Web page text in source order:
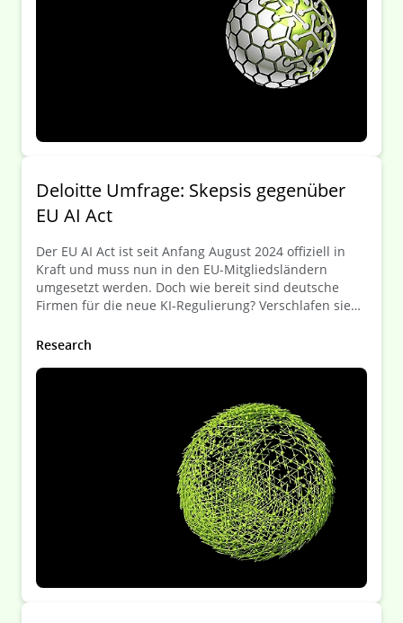
Deloitte Umfrage: Skepsis gegenüber
EU AI Act
Der EU AI Act ist seit Anfang August 2024 offiziell in
Kraft und muss nun in den EU-Mitgliedsländern
umgesetzt werden. Doch wie bereit sind deutsche
Firmen für die neue KI-Regulierung? Verschlafen sie
Zukunft? Wird der neue EU AI Act gar die KI-
Research